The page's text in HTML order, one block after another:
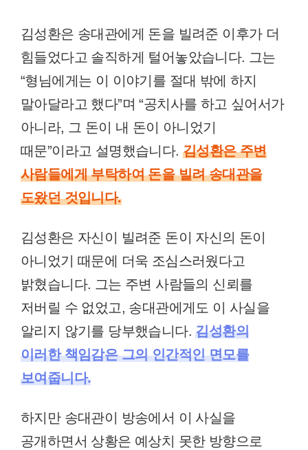
김성환은 송대관에게 돈을 빌려준 이후가 더
힘들었다고 솔직하게 털어놓았습니다. 그는
“형님에게는 이 이야기를 절대 밖에 하지
말아달라고 했다”며 “공치사를 하고 싶어서가
아니라, 그 돈이 내 돈이 아니었기
때문”이라고 설명했습니다.김성환은 주변
사람들에게 부탁하여 돈을 빌려 송대관을
도왔던 것입니다.
김성환은 자신이 빌려준 돈이 자신의 돈이
아니었기 때문에 더욱 조심스러웠다고
밝혔습니다. 그는 주변 사람들의 신뢰를
저버릴 수 없었고, 송대관에게도 이 사실을
알리지 않기를 당부했습니다.김성환의
이러한 책임감은 그의 인간적인 면모를
보여줍니다.
하지만 송대관이 방송에서 이 사실을
공개하면서 상황은 예상치 못한 방향으로